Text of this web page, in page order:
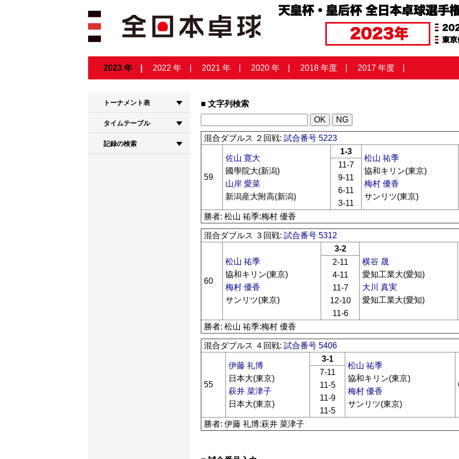
2023 年 2022 年 2021 年 2020 年 2018 年度 2017 年度
トーナメント表
タイムテーブル
記録の検索
文字列検索
混合ダブルス ２回戦:試合番号 5223
59
佐山 寛大
國學院大(新潟)
山岸 愛菜
新潟産大附高(新潟)
1-3
松山 祐季
協和キリン(東京)
梅村 優香
サンリツ(東京)
11-7
9-11
6-11
3-11
勝者: 松山 祐季:梅村 優香
混合ダブルス ３回戦:試合番号 5312
60
松山 祐季
協和キリン(東京)
梅村 優香
サンリツ(東京)
3-2
横谷 晟
愛知工業大(愛知)
大川 真実
愛知工業大(愛知)
2-11
4-11
11-7
12-10
11-6
勝者: 松山 祐季:梅村 優香
混合ダブルス ４回戦:試合番号 5406
55
伊藤 礼博
日本大(東京)
萩井 菜津子
日本大(東京)
3-1
松山 祐季
協和キリン(東京)
梅村 優香
サンリツ(東京)
7-11
11-5
11-9
11-5
勝者: 伊藤 礼博:萩井 菜津子